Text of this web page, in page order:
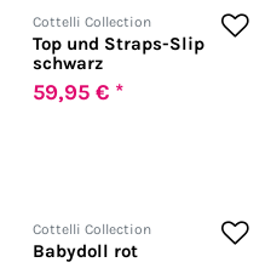
Cottelli Collection
Top und Straps-Slip
schwarz
59,95 € *
Cottelli Collection
Babydoll rot